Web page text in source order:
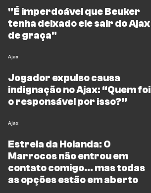
"É imperdoável que Beuker
tenha deixado ele sair do Ajax
de graça"
Ajax
Jogador expulso causa
indignação no Ajax: “Quem foi
o responsável por isso?”
Ajax
Estrela da Holanda: O
Marrocos não entrou em
contato comigo... mas todas
as opções estão em aberto